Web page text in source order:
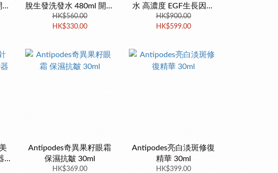
脫生發洗發水 480ml 開封
後6個月內用完
HK$560.00
HK$330.00
水 高濃度 EGF生長因子
精華 30ML
HK$900.00
HK$599.00
Antipodes奇異果籽眼霜
保濕抗皺 30ml
HK$369.00
Antipodes亮白淡斑修復
精華 30ml
HK$399.00